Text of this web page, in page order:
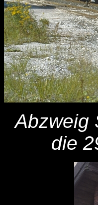
Abzweig
die